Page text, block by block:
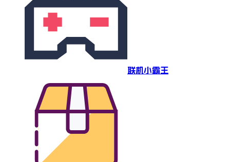
联机小霸王